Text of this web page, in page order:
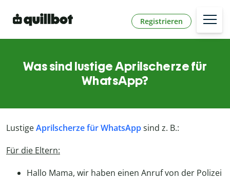
Registrieren
Was sind lustige Aprilscherze für
WhatsApp?
LustigeAprilscherze für WhatsAppsind z. B.:
Für die Eltern:
Hallo Mama, wir haben einen Anruf von der Polizei